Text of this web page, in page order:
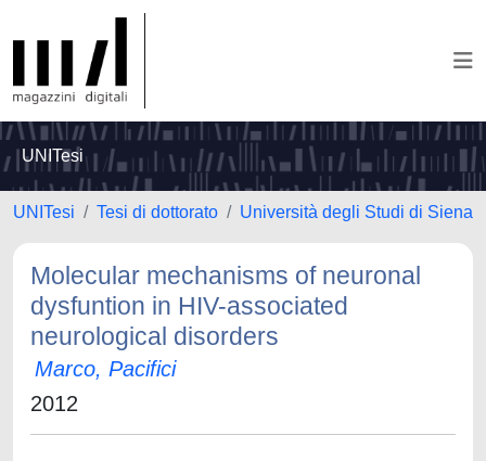
UNITesi
UNITesi Tesi di dottorato Università degli Studi di Siena
Molecular mechanisms of neuronal
dysfuntion in HIV-associated
neurological disorders
Marco, Pacifici
2012